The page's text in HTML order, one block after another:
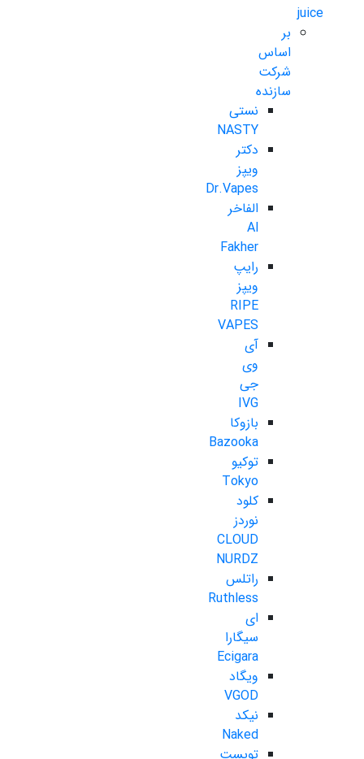
juice
بر
اساس
شرکت
سازنده
نستی
NASTY
دکتر
ویپز
Dr.Vapes
الفاخر
Al
Fakher
رایپ
ویپز
RIPE
VAPES
آی
وی
جی
IVG
بازوکا
Bazooka
توکیو
Tokyo
کلود
نوردز
CLOUD
NURDZ
راتلس
Ruthless
ای
سیگارا
Ecigara
ویگاد
VGOD
نیکد
Naked
تویست